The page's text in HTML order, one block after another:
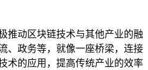
推动区块链技术与其他产业的融
、政务等，就像一座桥梁，连接
术的应用，提高传统产业的效率